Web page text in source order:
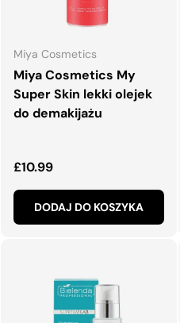
Miya Cosmetics
Miya Cosmetics My
Super Skin lekki olejek
do demakijażu
Normalna cena
£10.99
DODAJ DO KOSZYKA